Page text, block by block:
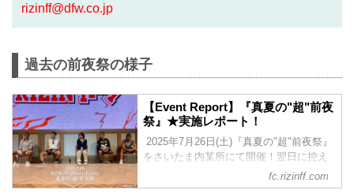
rizinff@dfw.co.jp
過去の前夜祭の様子
【Event Report】『真夏の"超"前夜
祭』★実施レポート！
2025年7月26日(土)『真夏の"超"前夜祭』
をさいたま内某所にて開催！翌日に控え
るビッグイベント「超RIZIN.4」を目前
に、選手とファンが直接交流できる特別
fc.rizinff.com